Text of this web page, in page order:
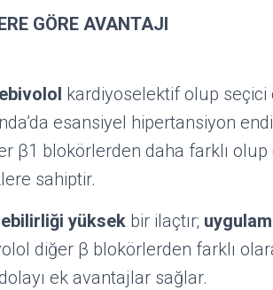
GÖRE AVANTAJI
kardiyoselektif olup seçici
esansiyel hipertansiyon
β1 blokörlerden daha farklı
sahiptir.
yüksek bir ilaçtır;
diğer β blokörlerden farklı
ek avantajlar sağlar.